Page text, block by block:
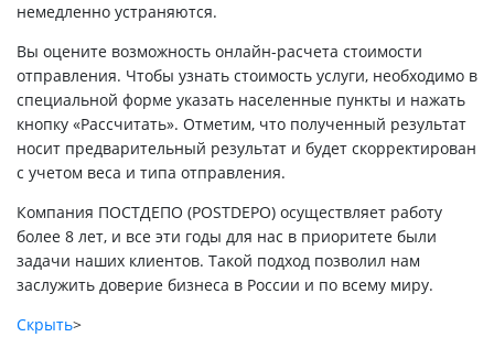
немедленно устраняются.
Вы оцените возможность онлайн-расчета стоимости
отправления. Чтобы узнать стоимость услуги, необходимо в
специальной форме указать населенные пункты и нажать
кнопку «Рассчитать». Отметим, что полученный результат
носит предварительный результат и будет скорректирован
с учетом веса и типа отправления.
Компания ПОСТДЕПО (POSTDEPO) осуществляет работу
более 8 лет, и все эти годы для нас в приоритете были
задачи наших клиентов. Такой подход позволил нам
заслужить доверие бизнеса в России и по всему миру.
Скрыть>